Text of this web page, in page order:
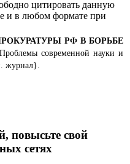
цитировать данную
и в любом формате при
РФ В БОРЬБЕ
современной науки и
журнал}.
повысьте свой
сетях